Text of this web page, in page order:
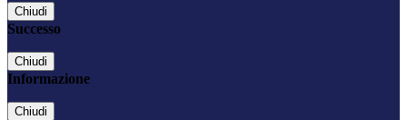
Chiudi
Successo
Chiudi
Informazione
Chiudi